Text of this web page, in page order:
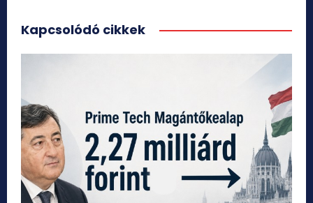
Kapcsolódó cikkek